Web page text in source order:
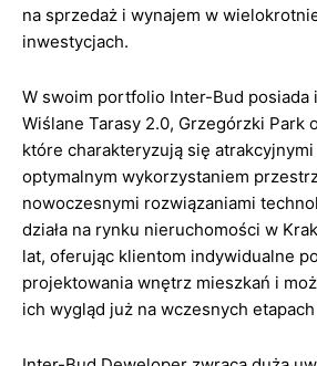
na sprzedaż i wynajem w
inwestycjach.
W swoim portfolio Inter-Bud posiada
Wiślane Tarasy 2.0, Grzegórzki Park
które charakteryzują się
optymalnym wykorzystaniem
nowoczesnymi rozwiązaniami
działa na rynku nieruchomości w
lat, oferując klientom indywidualne
projektowania wnętrz mieszkań i
ich wygląd już na wczesnych